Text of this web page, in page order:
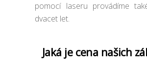
pomocí laseru provádíme
dvacet let.
Jaká je cena našich